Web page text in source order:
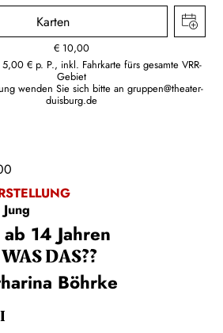
Karten
€ 10,00
€ p. P., inkl. Fahrkarte fürs gesamte VRR-
Gebiet
wenden Sie sich bitte an gruppen@theater-
duisburg.de
14 Jahren
DAS??
Böhrke